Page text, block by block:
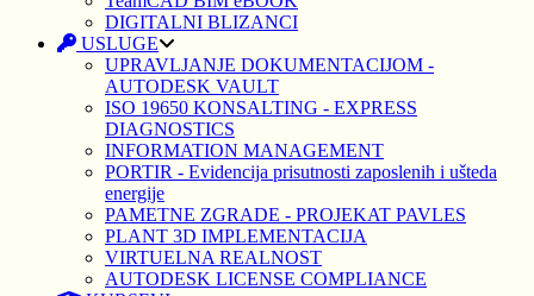
DIGITALNI BLIZANCI
USLUGE
UPRAVLJANJE DOKUMENTACIJOM -
AUTODESK VAULT
ISO 19650 KONSALTING - EXPRESS
DIAGNOSTICS
INFORMATION MANAGEMENT
PORTIR - Evidencija prisutnosti zaposlenih i ušteda
energije
PAMETNE ZGRADE - PROJEKAT PAVLES
PLANT 3D IMPLEMENTACIJA
VIRTUELNA REALNOST
AUTODESK LICENSE COMPLIANCE